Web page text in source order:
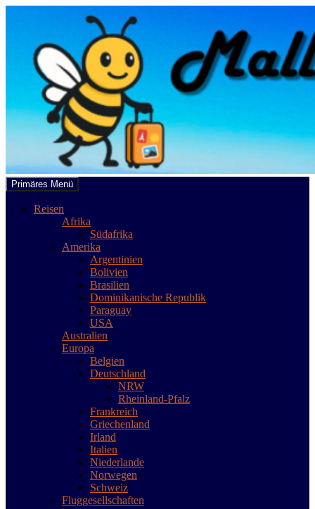
mallobee.com
Suchen
Primäres Menü
Reisen
Afrika
Südafrika
Amerika
Argentinien
Bolivien
Brasilien
Dominikanische Republik
Paraguay
USA
Australien
Europa
Belgien
Deutschland
NRW
Rheinland-Pfalz
Frankreich
Griechenland
Irland
Italien
Niederlande
Norwegen
Schweiz
Fluggesellschaften